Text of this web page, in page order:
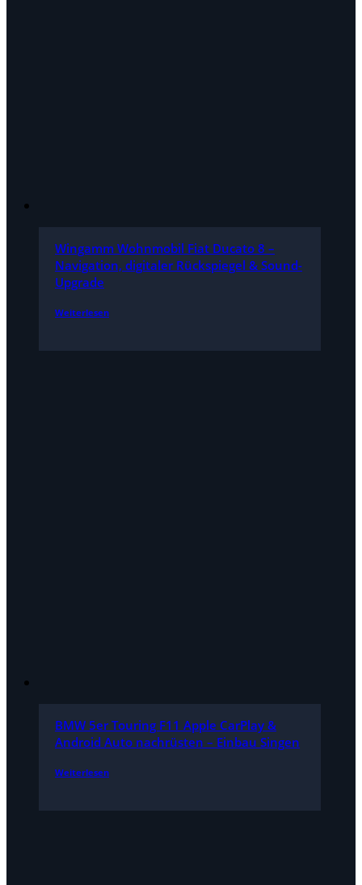
Wingamm Wohnmobil Fiat Ducato 8 –
Navigation, digitaler Rückspiegel & Sound-
Upgrade
Weiterlesen
BMW 5er Touring F11 Apple CarPlay &
Android Auto nachrüsten – Einbau Singen
Weiterlesen